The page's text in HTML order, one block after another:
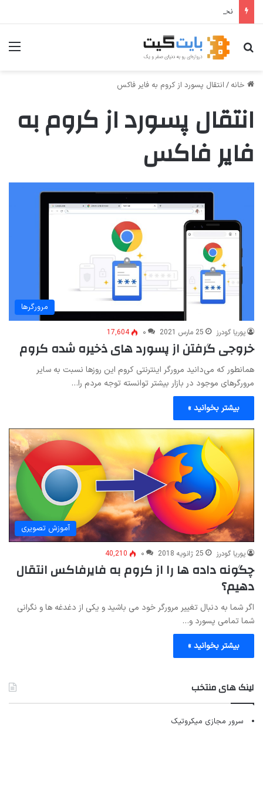
جستجو برای
خانه / انتقال پسورد از کروم به فایر فاکس
انتقال پسورد از کروم به
فایر فاکس
مرورگرها
پوریا گودرز 25 مارس 2021 ۰ 17,604
خروجی گرفتن از پسورد های ذخیره شده کروم
همانطور که می‌دانید مرورگر اینترنتی کروم این روزها نسبت به سایر
مرورگرهای موجود در بازار بیشتر توانسته توجه مردم را…
بیشتر بخوانید »
آموزش تصویری
پوریا گودرز 25 ژانویه 2018 ۰ 40,210
چگونه داده ها را از کروم به فایرفاکس انتقال
دهیم؟
اگر شما به دنبال تغییر مرورگر خود می باشید و یکی از دغدغه ها و نگرانی
شما تمامی پسورد و…
بیشتر بخوانید »
لینک های منتخب
سرور مجازی میکروتیک